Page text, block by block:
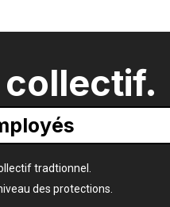
collectif.
tradtionnel.
des protections.